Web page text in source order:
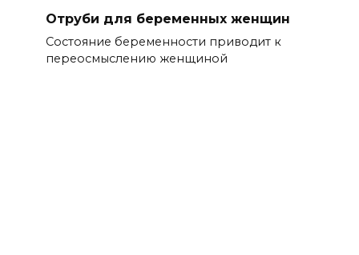
Отруби для беременных женщин
Состояние беременности приводит к
переосмыслению женщиной